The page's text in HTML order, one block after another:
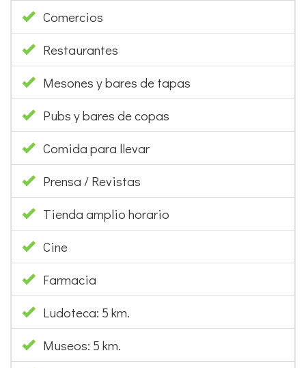
Comercios
Restaurantes
Mesones y bares de tapas
Pubs y bares de copas
Comida para llevar
Prensa / Revistas
Tienda amplio horario
Cine
Farmacia
Ludoteca: 5 km.
Museos: 5 km.